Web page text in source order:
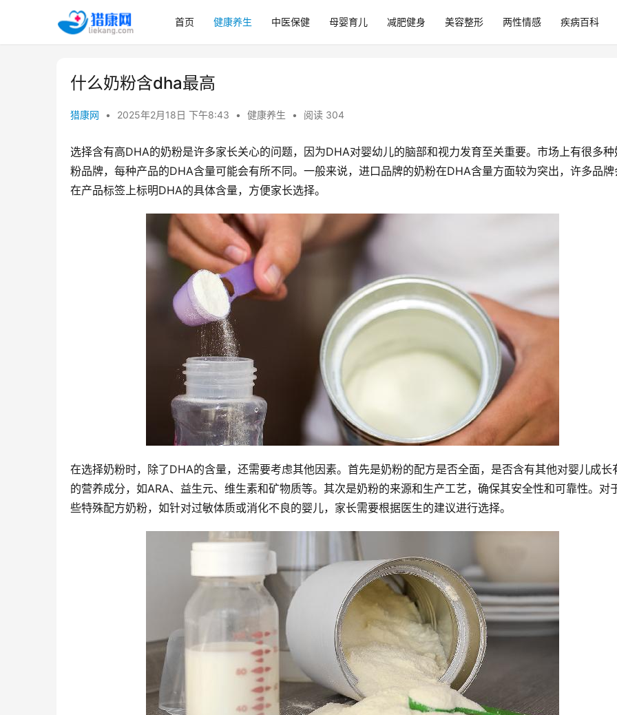
首页 健康养生 中医保健 母婴育儿 减肥健身 美容整形 两性情感 疾病百科
什么奶粉含dha最高
猎康网 • 2025年2月18日 下午8:43 • 健康养生 • 阅读 304
选择含有高DHA的奶粉是许多家长关心的问题，因为DHA对婴幼儿的脑部和视力发育至关重要。市场上有很多种
粉品牌，每种产品的DHA含量可能会有所不同。一般来说，进口品牌的奶粉在DHA含量方面较为突出，许多品牌
在产品标签上标明DHA的具体含量，方便家长选择。
在选择奶粉时，除了DHA的含量，还需要考虑其他因素。首先是奶粉的配方是否全面，是否含有其他对婴儿成长
的营养成分，如ARA、益生元、维生素和矿物质等。其次是奶粉的来源和生产工艺，确保其安全性和可靠性。对
些特殊配方奶粉，如针对过敏体质或消化不良的婴儿，家长需要根据医生的建议进行选择。